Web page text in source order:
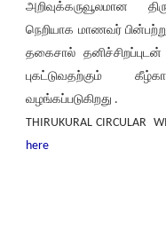
அறிவுக்கருவூலமான
நெறியாக மாணவர்
தகைசால்
புகட்டுவதற்கும்
வழங்கப்படுகிறது .
THIRUKURAL CIRCULAR
here